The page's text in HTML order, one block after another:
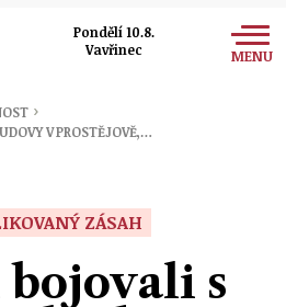
Pondělí 10.8.
Vavřinec
MENU
›
V PROSTĚJOVĚ,…
ZÁSAH
s